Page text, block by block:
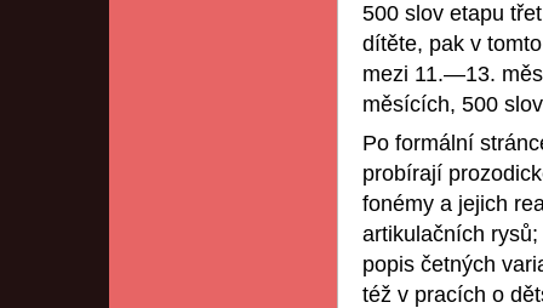
500 slov etapu
dítěte, pak v
mezi 11.—13.
měsících, 500
Po formální
probírají
fonémy a jejich
artikulačních
popis četných
též v pracích o